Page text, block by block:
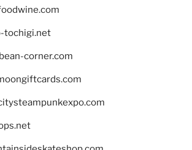
tochigi.net
corner.com